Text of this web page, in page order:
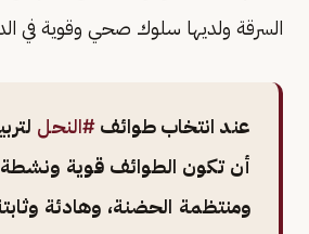
السرقة ولديها سلوك صحي وقوية في
عند انتخاب طوائف#النحل
أن تكون الطوائف قوية
ومنتظمة الحضنة، وهادئة